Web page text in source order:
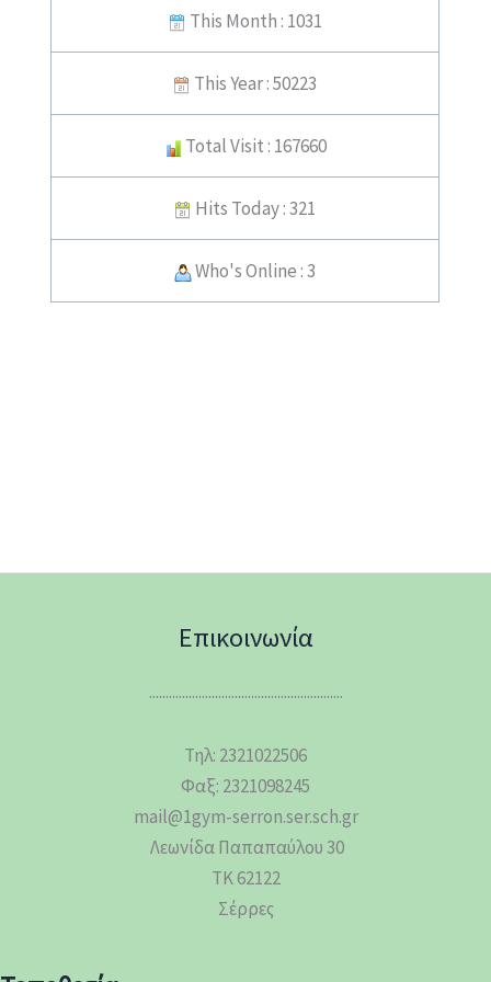
This Month : 1031
This Year : 50223
Total Visit : 167660
Hits Today : 321
Who's Online : 3
Επικοινωνία
...........................................................
Τηλ: 2321022506
Φαξ: 2321098245
mail@1gym-serron.ser.sch.gr
Λεωνίδα Παπαπαύλου 30
ΤΚ 62122
Σέρρες